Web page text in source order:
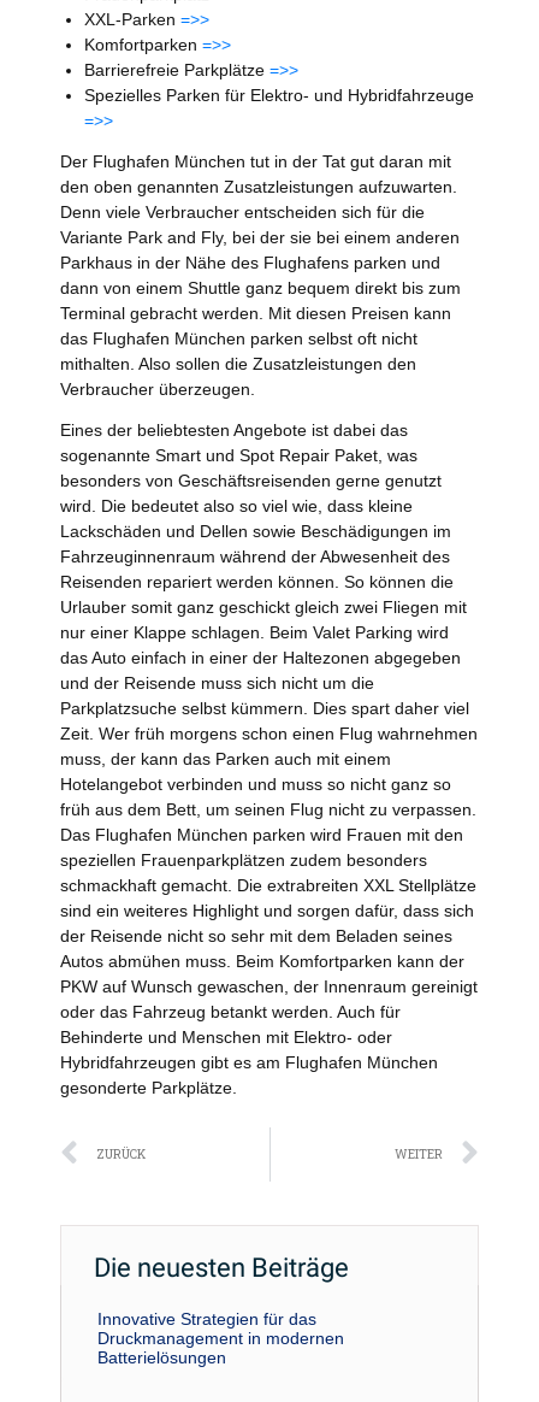
XXL-Parken =>>
Komfortparken =>>
Barrierefreie Parkplätze =>>
Spezielles Parken für Elektro- und Hybridfahrzeuge
=>>
Der Flughafen München tut in der Tat gut daran mit
den oben genannten Zusatzleistungen aufzuwarten.
Denn viele Verbraucher entscheiden sich für die
Variante Park and Fly, bei der sie bei einem anderen
Parkhaus in der Nähe des Flughafens parken und
dann von einem Shuttle ganz bequem direkt bis zum
Terminal gebracht werden. Mit diesen Preisen kann
das Flughafen München parken selbst oft nicht
mithalten. Also sollen die Zusatzleistungen den
Verbraucher überzeugen.
Eines der beliebtesten Angebote ist dabei das
sogenannte Smart und Spot Repair Paket, was
besonders von Geschäftsreisenden gerne genutzt
wird. Die bedeutet also so viel wie, dass kleine
Lackschäden und Dellen sowie Beschädigungen im
Fahrzeuginnenraum während der Abwesenheit des
Reisenden repariert werden können. So können die
Urlauber somit ganz geschickt gleich zwei Fliegen mit
nur einer Klappe schlagen. Beim Valet Parking wird
das Auto einfach in einer der Haltezonen abgegeben
und der Reisende muss sich nicht um die
Parkplatzsuche selbst kümmern. Dies spart daher viel
Zeit. Wer früh morgens schon einen Flug wahrnehmen
muss, der kann das Parken auch mit einem
Hotelangebot verbinden und muss so nicht ganz so
früh aus dem Bett, um seinen Flug nicht zu verpassen.
Das Flughafen München parken wird Frauen mit den
speziellen Frauenparkplätzen zudem besonders
schmackhaft gemacht. Die extrabreiten XXL Stellplätze
sind ein weiteres Highlight und sorgen dafür, dass sich
der Reisende nicht so sehr mit dem Beladen seines
Autos abmühen muss. Beim Komfortparken kann der
PKW auf Wunsch gewaschen, der Innenraum gereinigt
oder das Fahrzeug betankt werden. Auch für
Behinderte und Menschen mit Elektro- oder
Hybridfahrzeugen gibt es am Flughafen München
gesonderte Parkplätze.
Zurück
ZURÜCK WEITER
Die neuesten Beiträge
Innovative Strategien für das
Druckmanagement in modernen
Batterielösungen